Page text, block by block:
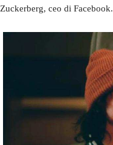
Zuckerberg, ceo di Facebook.